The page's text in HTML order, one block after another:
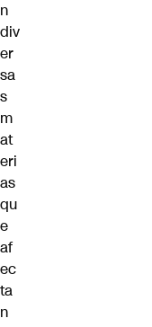
n
div
er
sa
s
m
at
eri
as
qu
e
af
ec
ta
n